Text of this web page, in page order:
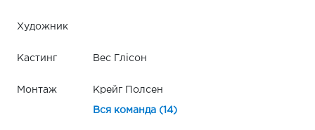
Художник
Кастинг Вес Глісон
Монтаж Крейг Полсен
Вся команда (14)